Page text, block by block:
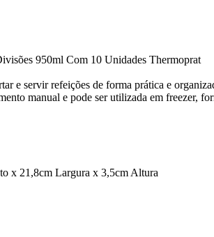
950ml Com 10 Unidades Thermoprat
e servir refeições de forma prática e
manual e pode ser utilizada em freezer,
x 21,8cm Largura x 3,5cm Altura